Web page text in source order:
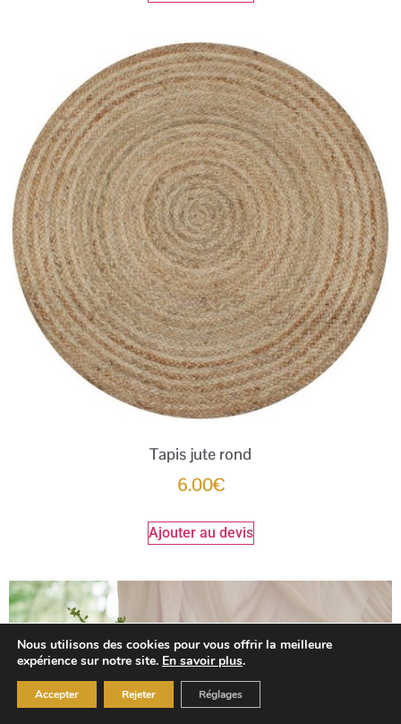
Tapis jute rond
6.00€
Ajouter au devis
Nous utilisons des cookies pour vous offrir la meilleure
expérience sur notre site. En savoir plus.
Accepter Rejeter Réglages